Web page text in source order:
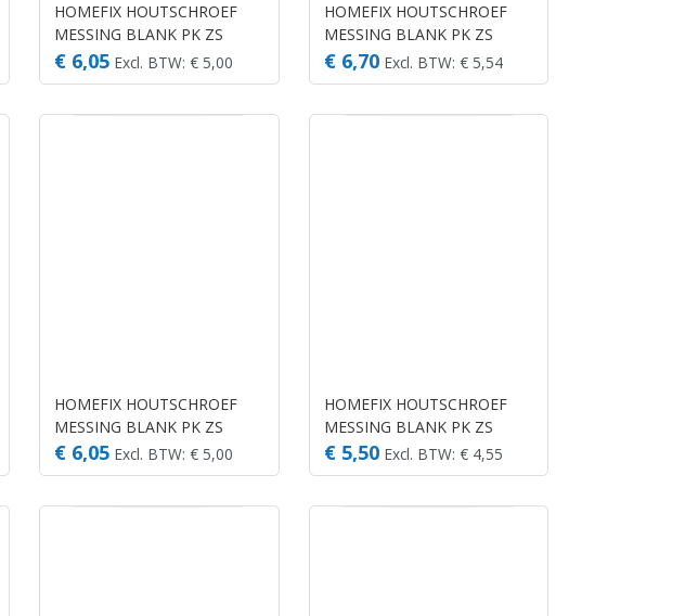
HOMEFIX HOUTSCHROEF
MESSING BLANK PK ZS
2.5X12 (35)
€ 6,05 Excl. BTW: € 5,00
HOMEFIX HOUTSCHROEF
MESSING BLANK PK ZS
2.5X20 (35)
€ 6,70 Excl. BTW: € 5,54
HOMEFIX HOUTSCHROEF
MESSING BLANK PK ZS
3.0X16 (35)
€ 6,05 Excl. BTW: € 5,00
HOMEFIX HOUTSCHROEF
MESSING BLANK PK ZS
3.0X20 (25)
€ 5,50 Excl. BTW: € 4,55